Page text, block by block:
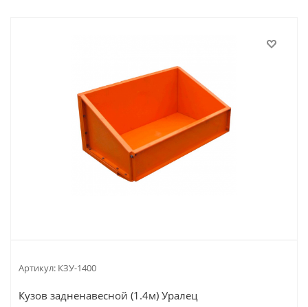
Артикул: КЗУ-1400
Кузов задненавесной (1.4м) Уралец